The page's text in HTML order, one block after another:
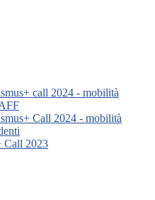
call 2024 - mobilità
Call 2024 - mobilità
Call 2023